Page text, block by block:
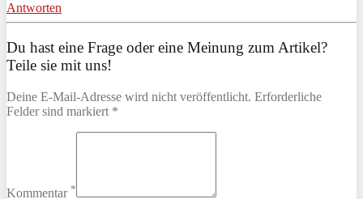
Antworten
Du hast eine Frage oder eine Meinung zum Artikel?
Teile sie mit uns!
Deine E-Mail-Adresse wird nicht veröffentlicht. Erforderliche
Felder sind markiert *
Kommentar *